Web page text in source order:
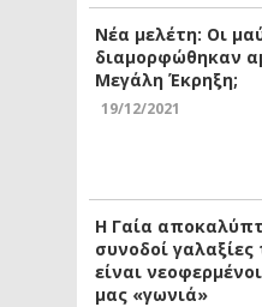
Νέα μελέτη: Οι
διαμορφώθηκαν
Μεγάλη Έκρηξη;
19/12/2021
Η Γαία
συνοδοί
είναι
μας «γωνιά»